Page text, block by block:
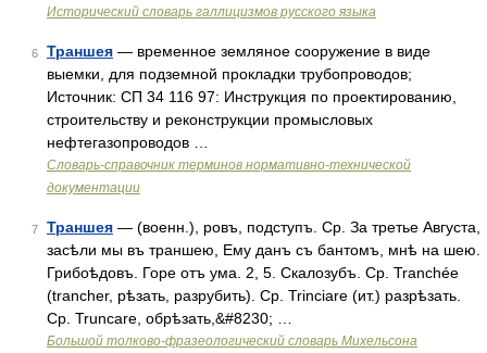
Исторический словарь галлицизмов русского языка
6 Траншея — временное земляное сооружение в виде
выемки, для подземной прокладки трубопроводов;
Источник: СП 34 116 97: Инструкция по проектированию,
строительству и реконструкции промысловых
нефтегазопроводов …
Словарь-справочник терминов нормативно-технической
документации
7 Траншея — (военн.), ровъ, подступъ. Ср. За третье Августа,
засѣли мы въ траншею, Ему данъ съ бантомъ, мнѣ на шею.
Грибоѣдовъ. Горе отъ ума. 2, 5. Скалозубъ. Ср. Tranchée
(trancher, рѣзать, разрубить). Ср. Trinciare (ит.) разрѣзать.
Ср. Truncare, обрѣзать,&#8230; …
Большой толково-фразеологический словарь Михельсона